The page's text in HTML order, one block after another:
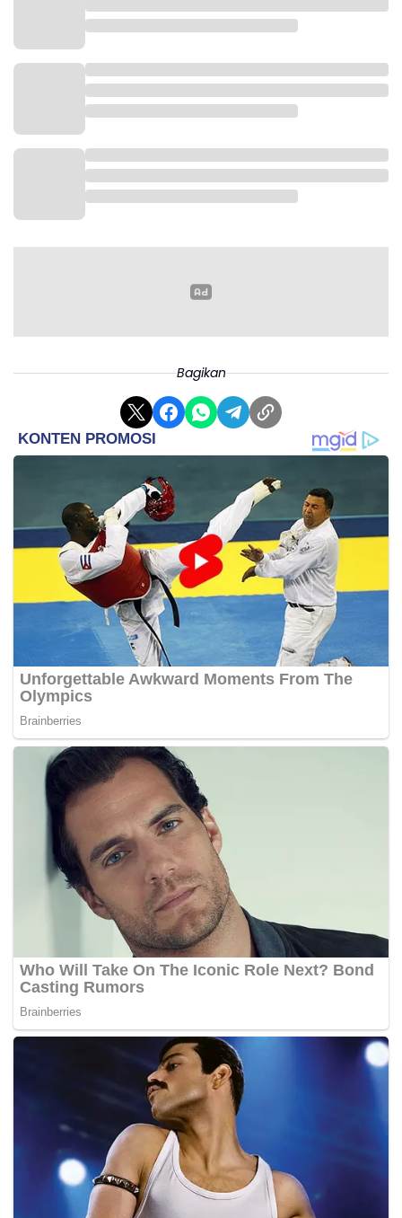
menjadi unggulan utama di turnamen ini. Ia ingin
memperbaiki performanya setelah gagal mencatat
Zverev menghadapi Benjamin Bonzi atau seorang
kualifikasi di babak kedua. Ia bisa bertemu Giovanni
Mpetshi Perricard sebelum menghadapi Frances
Tiafoe atau Arthur Fils.
Jack Draper, unggulan keenam, memulai turnamen
melawan Roberto Bautista Agut atau Jakub Mensik.
Ia berada di jalur undian yang sama dengan Zverev.
Taylor Fritz sebagai unggulan ketiga menghadapi
Mariano Navone atau Lorenzo Sonego di babak
kedua. Jika menang, ia berpotensi bertemu Denis
Shapovalov di putaran ketiga.
Andrey Rublev, Matteo Berrettini, dan Kei Nishikori
mengisi bagian menarik dari undian. Nishikori
berpotensi bertemu Berrettini jika mengalahkan
Yoshihito Nishioka lebih dulu.
Laga lain yang dinanti adalah Joao Fonseca
menghadapi Learner Tien di babak pertama. Duel ini
menjadi ulangan final Next Gen ATP Finals 2023.
Bagikan